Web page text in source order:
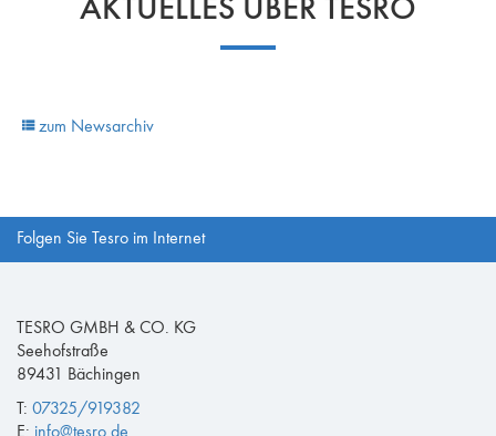
AKTUELLES ÜBER TESRO
zum Newsarchiv
Folgen Sie Tesro im Internet
TESRO GMBH & CO. KG
Seehofstraße
89431 Bächingen
T: 07325/919382